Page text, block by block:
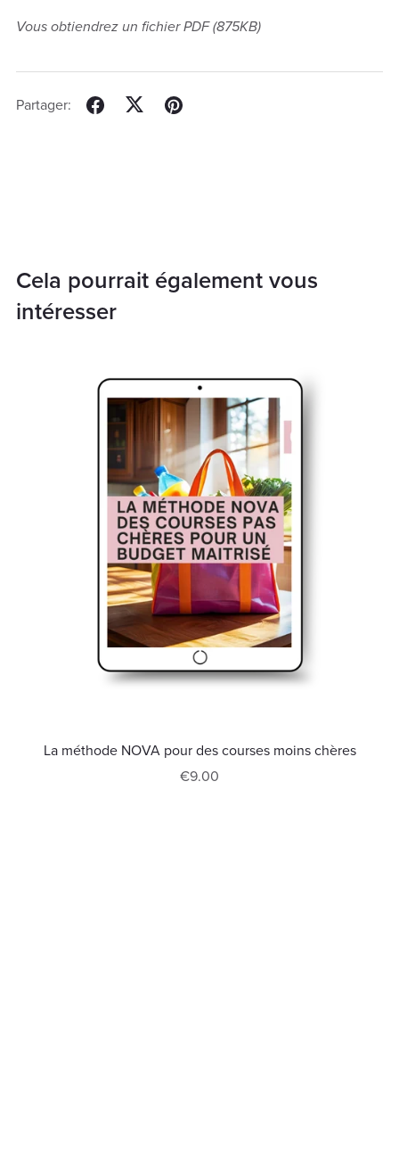
Vous obtiendrez un fichier PDF(875KB)
Partager:
Cela pourrait également vous
intéresser
La méthode NOVA pour des courses moins chères
€9.00